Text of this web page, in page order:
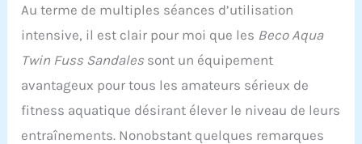
Au terme de multiples séances d’utilisation
intensive, il est clair pour moi que les Beco Aqua
Twin Fuss Sandales sont un équipement
avantageux pour tous les amateurs sérieux de
fitness aquatique désirant élever le niveau de leurs
entraînements. Nonobstant quelques remarques